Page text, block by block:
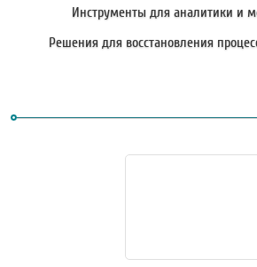
Инструменты для аналитики и
Решения для восстановления